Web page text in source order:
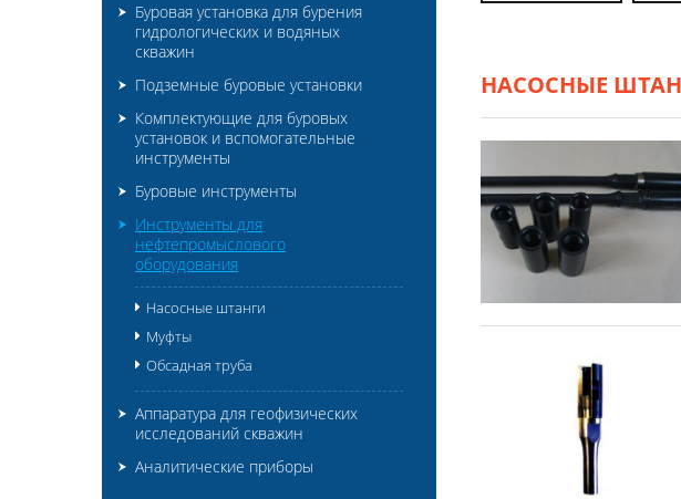
НАСОСНЫЕ
Буровая установка для бурения
гидрологических и водяных
скважин
Подземные буровые установки
Комплектующие для буровых
установок и вспомогательные
инструменты
Буровые инструменты
Инструменты для
нефтепромыслового
оборудования
Насосные штанги
Муфты
Обсадная труба
Аппаратура для геофизических
исследований скважин
Аналитические приборы